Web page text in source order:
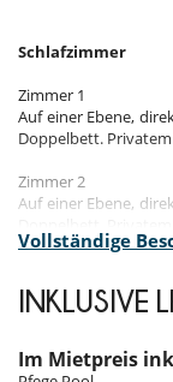
Schlafzimmer
Zimmer 1
Auf einer Ebene,
Doppelbett.
Zimmer 2
Auf einer Ebene,
Auf einer Ebene,
Doppelbett.
Zimmer 4
Auf einer Ebene,
Vollständige
INKLUSIVE
Im Mietpreis